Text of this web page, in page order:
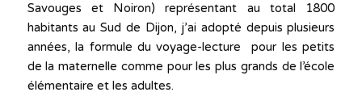
Savouges et Noiron) représentant au total 1800
habitants au Sud de Dijon, j’ai adopté depuis plusieurs
années, la formule du voyage-lecture pour les petits
de la maternelle comme pour les plus grands de l’école
élémentaire et les adultes.